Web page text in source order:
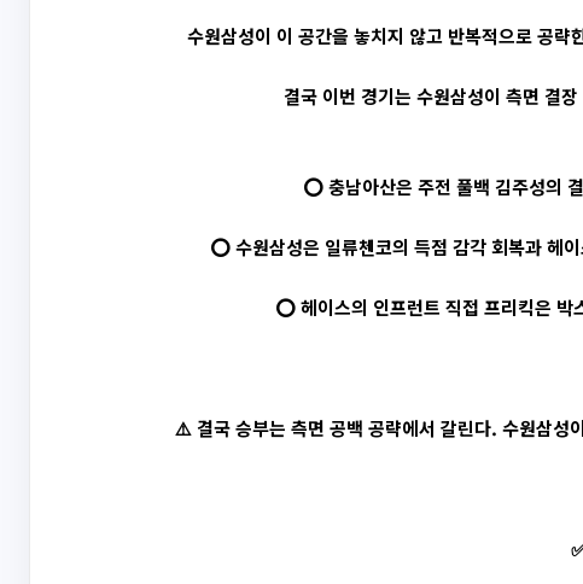
수원삼성이 이 공간을 놓치지 않고 반복적으로 공
결국 이번 경기는 수원삼성이 측면 결
⭕ 충남아산은 주전 풀백 김주성의
⭕ 수원삼성은 일류첸코의 득점 감각 회복과 헤
⭕ 헤이스의 인프런트 직접 프리킥은
⚠️ 결국 승부는 측면 공백 공략에서 갈린다. 수원삼성